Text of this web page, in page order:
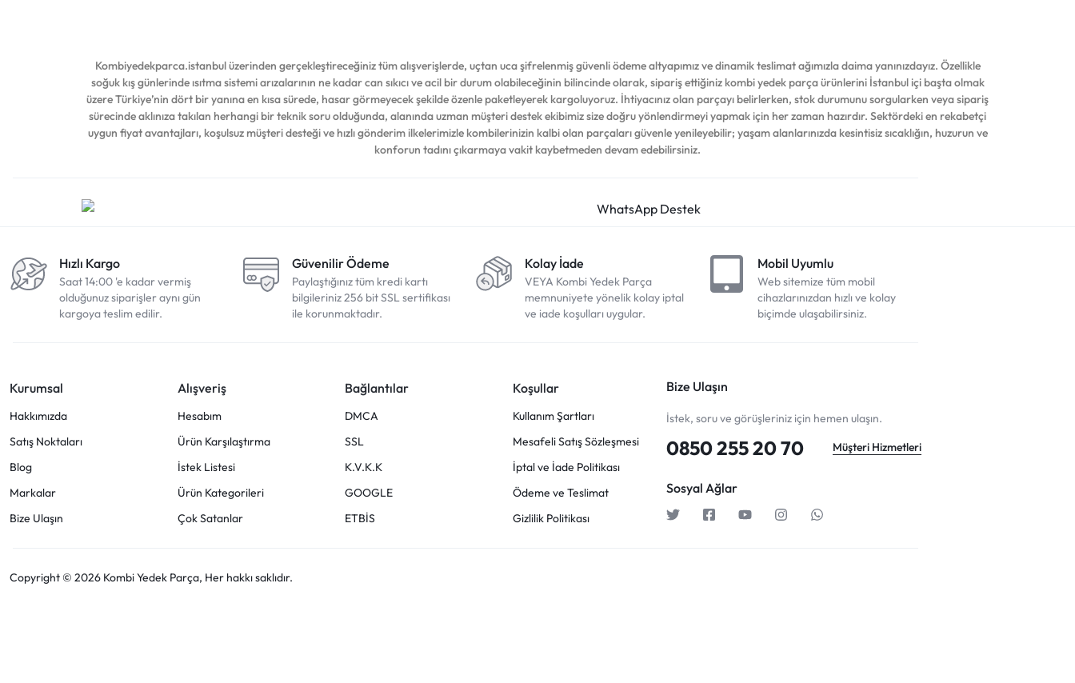
Kombiyedekparca.istanbul üzerinden gerçekleştireceğiniz tüm alışverişlerde, uçtan uca şifrelenmiş güvenli ödeme altyapımız ve dinamik teslimat ağımızla daima yanınızdayız. Özellikle
soğuk kış günlerinde ısıtma sistemi arızalarının ne kadar can sıkıcı ve acil bir durum olabileceğinin bilincinde olarak, sipariş ettiğiniz kombi yedek parça ürünlerini İstanbul içi başta olmak
üzere Türkiye’nin dört bir yanına en kısa sürede, hasar görmeyecek şekilde özenle paketleyerek kargoluyoruz. İhtiyacınız olan parçayı belirlerken, stok durumunu sorgularken veya sipariş
sürecinde aklınıza takılan herhangi bir teknik soru olduğunda, alanında uzman müşteri destek ekibimiz size doğru yönlendirmeyi yapmak için her zaman hazırdır. Sektördeki en rekabetçi
uygun fiyat avantajları, koşulsuz müşteri desteği ve hızlı gönderim ilkelerimizle kombilerinizin kalbi olan parçaları güvenle yenileyebilir; yaşam alanlarınızda kesintisiz sıcaklığın, huzurun ve
konforun tadını çıkarmaya vakit kaybetmeden devam edebilirsiniz.
Hızlı Kargo
Saat 14:00 'e kadar vermiş
olduğunuz siparişler aynı gün
kargoya teslim edilir.
Güvenilir Ödeme
Paylaştığınız tüm kredi kartı
bilgileriniz 256 bit SSL sertifikası
ile korunmaktadır.
Kolay İade
VEYA Kombi Yedek Parça
memnuniyete yönelik kolay iptal
ve iade koşulları uygular.
Mobil Uyumlu
Web sitemize tüm mobil
cihazlarınızdan hızlı ve kolay
biçimde ulaşabilirsiniz.
Kurumsal
Hakkımızda
Satış Noktaları
Blog
Markalar
Bize Ulaşın
Alışveriş
Hesabım
Ürün Karşılaştırma
İstek Listesi
Ürün Kategorileri
Çok Satanlar
Bağlantılar
DMCA
SSL
K.V.K.K
GOOGLE
ETBİS
Koşullar
Kullanım Şartları
Mesafeli Satış Sözleşmesi
İptal ve İade Politikası
Ödeme ve Teslimat
Gizlilik Politikası
Bize Ulaşın
İstek, soru ve görüşleriniz için hemen ulaşın.
0850 255 20 70 Müşteri Hizmetleri
Sosyal Ağlar
Copyright © 2026 Kombi Yedek Parça, Her hakkı saklıdır.